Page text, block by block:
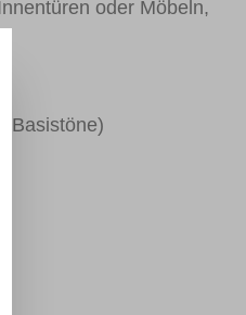
oder Möbeln,
Basistöne)